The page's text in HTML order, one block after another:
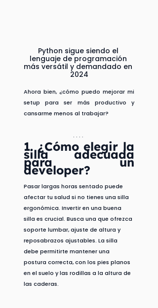
Python sigue siendo el
lenguaje de programación
más versátil y demandado en
2024
Ahora bien, ¿cómo puedo mejorar mi
setup para ser más productivo y
cansarme menos al trabajar?
1. ¿Cómo elegir la
silla adecuada
para un
developer?
Pasar largas horas sentado puede
afectar tu salud si no tienes una silla
ergonómica. Invertir en una buena
silla es crucial. Busca una que ofrezca
soporte lumbar, ajuste de altura y
reposabrazos ajustables. La silla
debe permitirte mantener una
postura correcta, con los pies planos
en el suelo y las rodillas a la altura de
las caderas.